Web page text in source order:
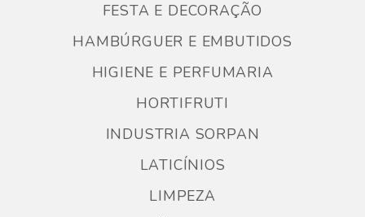
FESTA E DECORAÇÃO
HAMBÚRGUER E EMBUTIDOS
HIGIENE E PERFUMARIA
HORTIFRUTI
INDUSTRIA SORPAN
LATICÍNIOS
LIMPEZA